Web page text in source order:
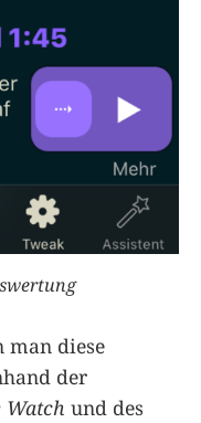
man diese
der
Watch und des